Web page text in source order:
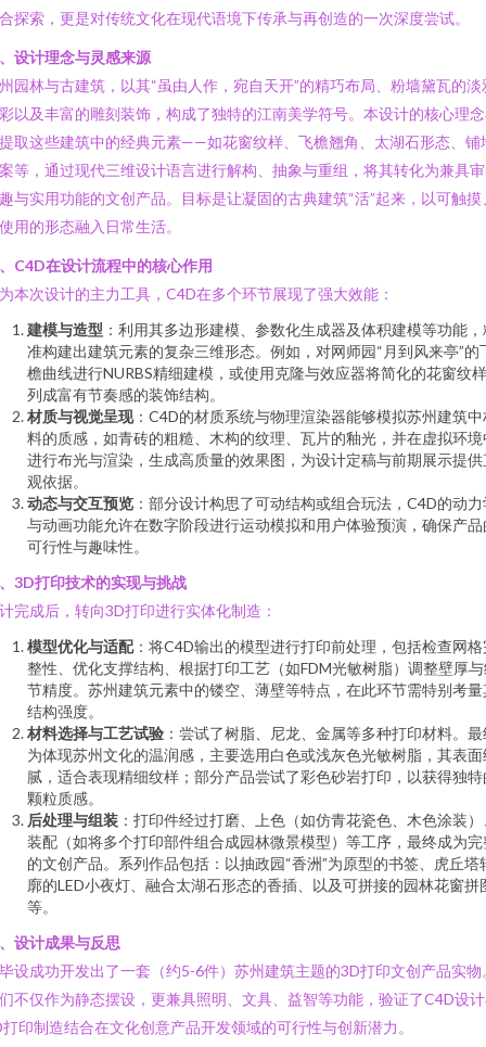
探索，更是对传统文化在现代语境下传承与再创造的一次深度尝试。
设计理念与灵感来源
园林与古建筑，以其“虽由人作，宛自天开”的精巧布局、粉墙黛瓦的淡
以及丰富的雕刻装饰，构成了独特的江南美学符号。本设计的核心理
取这些建筑中的经典元素——如花窗纹样、飞檐翘角、太湖石形态、铺
等，通过现代三维设计语言进行解构、抽象与重组，将其转化为兼具
与实用功能的文创产品。目标是让凝固的古典建筑“活”起来，以可触摸
用的形态融入日常生活。
C4D在设计流程中的核心作用
本次设计的主力工具，C4D在多个环节展现了强大效能：
建模与造型 ：利用其多边形建模、参数化生成器及体积建模等功能，
准构建出建筑元素的复杂三维形态。例如，对网师园“月到风来亭”的
檐曲线进行NURBS精细建模，或使用克隆与效应器将简化的花窗纹
列成富有节奏感的装饰结构。
材质与视觉呈现：C4D的材质系统与物理渲染器能够模拟苏州建筑中
料的质感，如青砖的粗糙、木构的纹理、瓦片的釉光，并在虚拟环境
进行布光与渲染，生成高质量的效果图，为设计定稿与前期展示提供
观依据。
动态与交互预览 ：部分设计构思了可动结构或组合玩法，C4D的动力
与动画功能允许在数字阶段进行运动模拟和用户体验预演，确保产品
可行性与趣味性。
3D打印技术的实现与挑战
完成后，转向3D打印进行实体化制造：
模型优化与适配：将C4D输出的模型进行打印前处理，包括检查网格
整性、优化支撑结构、根据打印工艺（如FDM光敏树脂）调整壁厚
节精度。苏州建筑元素中的镂空、薄壁等特点，在此环节需特别考量
结构强度。
材料选择与工艺试验 ：尝试了树脂、尼龙、金属等多种打印材料。
为体现苏州文化的温润感，主要选用白色或浅灰色光敏树脂，其表面
腻，适合表现精细纹样；部分产品尝试了彩色砂岩打印，以获得独特
颗粒质感。
后处理与组装 ：打印件经过打磨、上色（如仿青花瓷色、木色涂装）
装配（如将多个打印部件组合成园林微景模型）等工序，最终成为完
的文创产品。系列作品包括：以抽政园“香洲”为原型的书签、虎丘塔
廓的LED小夜灯、融合太湖石形态的香插、以及可拼接的园林花窗拼
等。
设计成果与反思
设成功开发出了一套（约5-6件）苏州建筑主题的3D打印文创产品实物
不仅作为静态摆设，更兼具照明、文具、益智等功能，验证了C4D设
印制造结合在文化创意产品开发领域的可行性与创新潜力。